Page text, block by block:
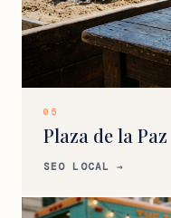
05
Plaza de la Paz
SEO LOCAL →